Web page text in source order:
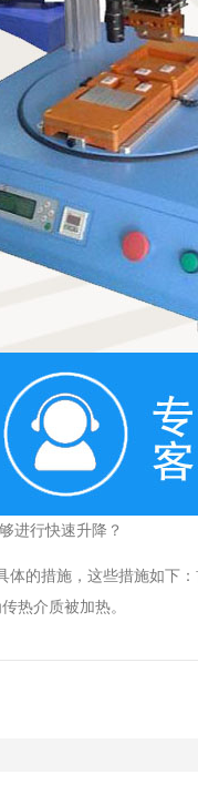
快速升降？
具体的措施，这些措施如
热介质被加热。